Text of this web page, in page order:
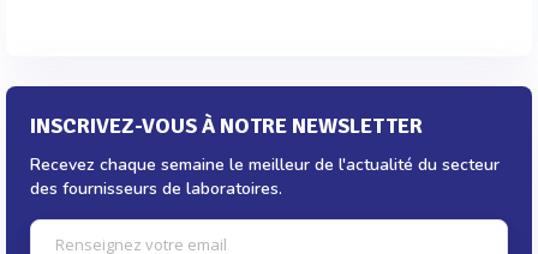
INSCRIVEZ-VOUS À NOTRE NEWSLETTER
Recevez chaque semaine le meilleur de l'actualité du secteur
des fournisseurs de laboratoires.